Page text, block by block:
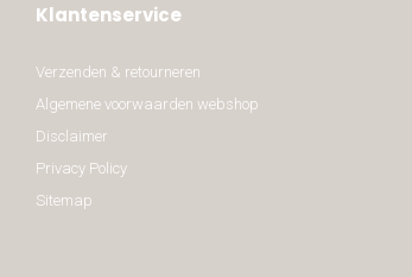
Klantenservice
Verzenden & retourneren
Algemene voorwaarden webshop
Disclaimer
Privacy Policy
Sitemap